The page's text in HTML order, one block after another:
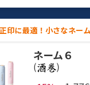
印に最適！小さなネー
ネーム６
(
)